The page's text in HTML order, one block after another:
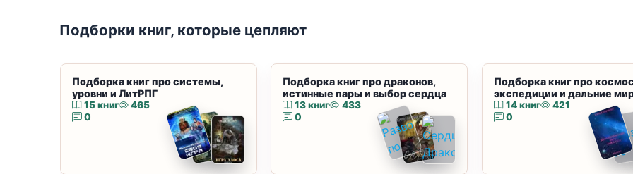
Подборки книг, которые цепляют
Подборка книг про системы,
уровни и ЛитРПГ
15 книг
465
0
Подборка книг про драконов,
истинные пары и выбор сердца
13 книг
433
0
Подборка книг про
экспедиции и дальние
14 книг
421
0